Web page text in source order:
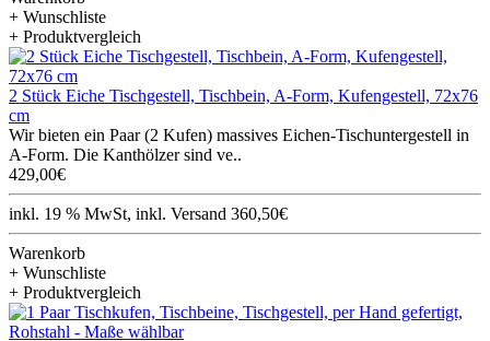
+ Wunschliste
+ Produktvergleich
2 Stück Eiche Tischgestell, Tischbein, A-Form, Kufengestell, 72x76
cm
Wir bieten ein Paar (2 Kufen) massives Eichen-Tischuntergestell in
A-Form. Die Kanthölzer sind ve..
429,00€
inkl. 19 % MwSt, inkl. Versand 360,50€
Warenkorb
+ Wunschliste
+ Produktvergleich